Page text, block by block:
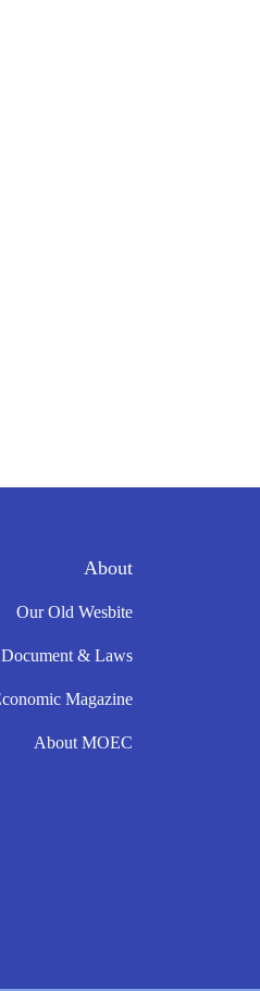
About
Our Old Wesbite
Document & Laws
Magazine
About MOEC